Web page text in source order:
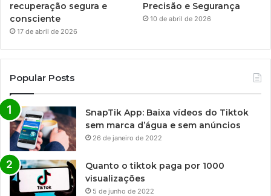
recuperação segura e
consciente
17 de abril de 2026
Precisão e Segurança
10 de abril de 2026
Popular Posts
SnapTik App: Baixa vídeos do Tiktok
sem marca d’água e sem anúncios
26 de janeiro de 2022
Quanto o tiktok paga por 1000
visualizações
5 de junho de 2022